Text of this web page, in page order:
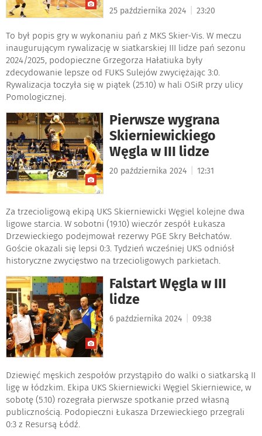
25 października 2024 23:20
To był popis gry w wykonaniu pań z MKS Skier-Vis. W meczu
inaugurującym rywalizację w siatkarskiej III lidze pań sezonu
2024/2025, podopieczne Grzegorza Hałatiuka były
zdecydowanie lepsze od FUKS Sulejów zwyciężając 3:0.
Rywalizacja toczyła się w piątek (25.10) w hali OSiR przy ulicy
Pomologicznej.
Pierwsze wygrana
Skierniewickiego
Węgla w III lidze
20 października 2024 12:31
Za trzecioligową ekipą UKS Skierniewicki Węgiel kolejne dwa
ligowe starcia. W sobotni (19.10) wieczór zespół Łukasza
Drzewieckiego podejmował rezerwy PGE Skry Bełchatów.
Goście okazali się lepsi 0:3. Tydzień wcześniej UKS odniósł
historyczne zwycięstwo na trzecioligowych parkietach.
Falstart Węgla w III
lidze
6 października 2024 09:38
Dziewięć męskich zespołów przystąpiło do walki o siatkarską II
ligę w łódzkim. Ekipa UKS Skierniewicki Węgiel Skierniewice, w
sobotę (5.10) rozegrała pierwsze spotkanie przed własną
publicznością. Podopieczni Łukasza Drzewieckiego przegrali
0:3 z Resursą Łódź.